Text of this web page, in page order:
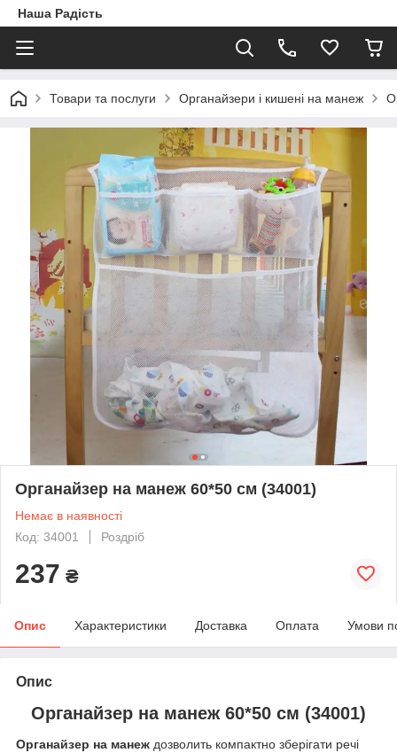
Наша Радість
Товари та послуги Органайзери і кишені на манеж
Органайзер на манеж 60*50 см (34001)
Немає в наявності
Код: 34001
Роздріб
237 ₴
Опис Характеристики Доставка Оплата Умови
Опис
Органайзер на манеж 60*50 см (34001)
Органайзер на манеж дозволить компактно зберігати речі